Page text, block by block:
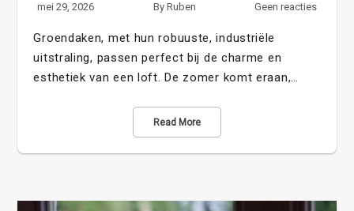
mei 29, 2026 By Ruben Geen reacties
Groendaken, met hun robuuste, industriële
uitstraling, passen perfect bij de charme en
esthetiek van een loft. De zomer komt eraan,…
Read More